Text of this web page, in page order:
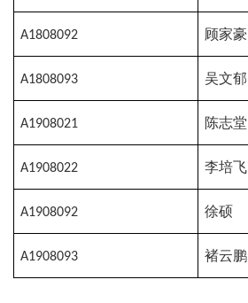
A1808092 顾家豪
A1808093 吴文郁
A1908021 陈志堂
A1908022 李培飞
A1908092 徐硕
A1908093 褚云鹏